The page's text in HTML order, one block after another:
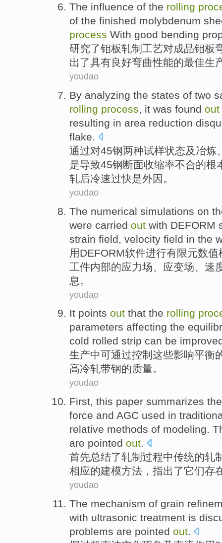
The influence of the rolling
of the finished molybdenum
process With good bending
研究了钼板轧制 工艺对成品钼板
出了具有良好弯曲性能的最佳生
youdao
By analyzing the states of two
rolling process, it was found out
resulting in area reduction
flake.
通过对45钢两种试样状态及 冶炼
是导致45钢断面收缩率不合的根
轧后冷速过快是外因。
youdao
The numerical simulations on
were carried out with DEFORM
strain field velocity field in the
用DEFORM软件进行有限元数值
工件内部的应力场 应变场
速
息。
youdao
It points out that the rolling
parameters affecting the
cold rolled strip can be
生产中可通过控制 这些影响平衡
高冷轧带钢的质量。
youdao
First, this paper summarizes
force and AGC used in
relative methods of modeling.
are pointed out.
首先总结了轧制 过程中传统的轧
相应的建模方法 ，指出了它们存
youdao
The mechanism of grain
with ultrasonic treatment is
problems are pointed out.